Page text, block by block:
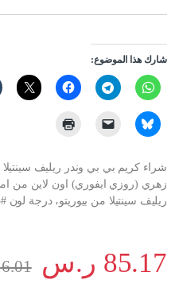
شارك هذا الموضوع:
زهري (روزي ايفوري) اون لاين من
ريليف سينتيلا من بيوريتو، درجة لون #15 عاجي زهري (روزي ايفوري)
85.17 ر.س